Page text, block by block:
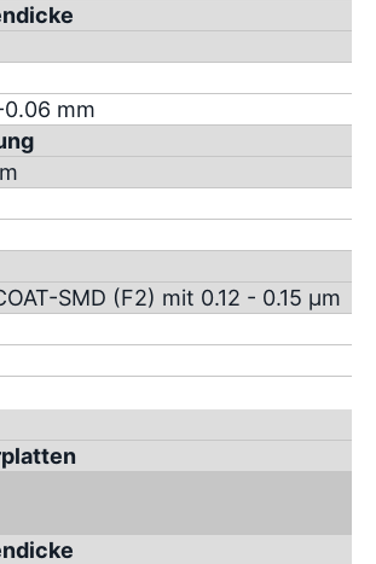
mm
SMD (F2) mit 0.12 - 0.15 µm